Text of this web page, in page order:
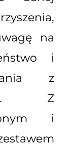
na
i
z
Z
i